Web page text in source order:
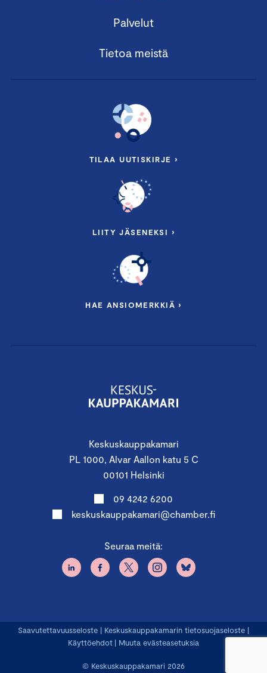
Keskuskauppakamari
PL 1000, Alvar Aallon katu 5 C
00101 Helsinki
09 4242 6200
keskuskauppakamari@chamber.fi
Seuraa meitä:
Palvelut
Tietoa meistä
TILAA UUTISKIRJE ›
LIITY JÄSENEKSI ›
HAE ANSIOMERKKIÄ ›
© Keskuskauppakamari 2026
Saavutettavuusseloste | Keskuskauppakamarin tietosuojaseloste |
Käyttöehdot | Muuta evästeasetuksia